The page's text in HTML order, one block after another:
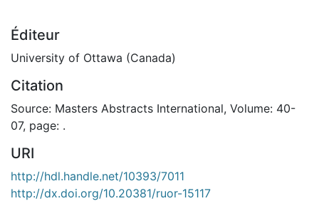
Éditeur
University of Ottawa (Canada)
Citation
Source: Masters Abstracts International, Volume: 40-
07, page: .
URI
http://hdl.handle.net/10393/7011
http://dx.doi.org/10.20381/ruor-15117